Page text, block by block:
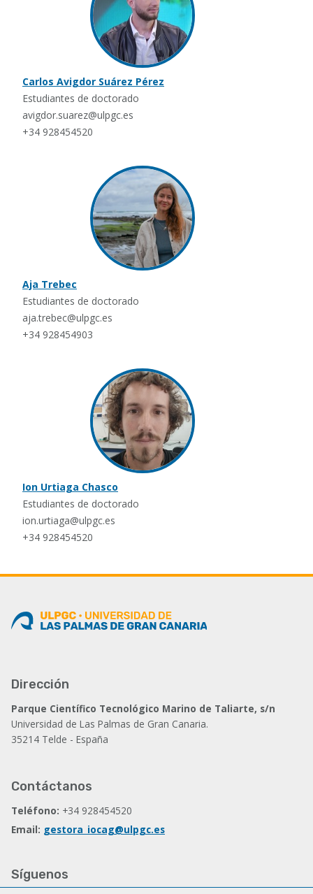
Carlos Avigdor Suárez Pérez
Estudiantes de doctorado
avigdor.suarez@ulpgc.es
+34 928454520
Aja Trebec
Estudiantes de doctorado
aja.trebec@ulpgc.es
+34 928454903
Ion Urtiaga Chasco
Estudiantes de doctorado
ion.urtiaga@ulpgc.es
+34 928454520
Dirección
Parque Científico Tecnológico Marino de Taliarte, s/n
Universidad de Las Palmas de Gran Canaria.
35214 Telde - España
Contáctanos
Teléfono: +34 928454520
Email: gestora_iocag@ulpgc.es
Síguenos